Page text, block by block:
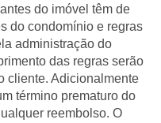
do imóvel têm de
do condomínio e regras
administração do
das regras serão
cliente. Adicionalmente
término prematuro do
reembolso. O